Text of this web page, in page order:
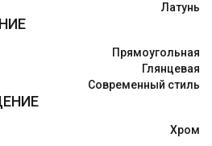
Латунь
Прямоугольная
Глянцевая
Современный стиль
Хром